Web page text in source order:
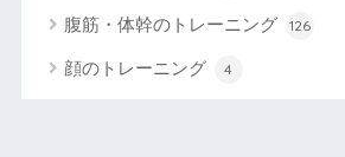
腹筋・体幹のトレーニング 126
顔のトレーニング 4